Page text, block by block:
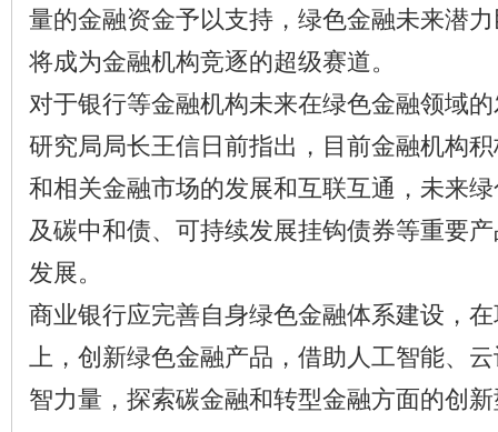
量的金融资金予以支持，绿色金融未来潜
将成为金融机构竞逐的超级赛道。
对于银行等金融机构未来在绿色金融领域
研究局局长王信日前指出，目前金融机构
和相关金融市场的发展和互联互通，未来
及碳中和债、可持续发展挂钩债券等重要
发展。
商业银行应完善自身绿色金融体系建设，
上，创新绿色金融产品，借助人工智能、
智力量，探索碳金融和转型金融方面的创